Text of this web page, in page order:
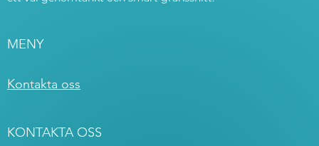
MENY
Kontakta oss
KONTAKTA OSS